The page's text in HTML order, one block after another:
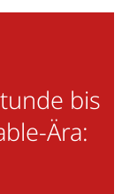
bis
Ära: